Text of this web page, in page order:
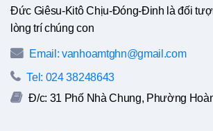
Đức Giêsu-Kitô Chịu-Đóng-Đinh là đối
lòng trí chúng con
Email: vanhoamtghn@gmail.com
Tel: 024 38248643
Đ/c: 31 Phố Nhà Chung, Phường